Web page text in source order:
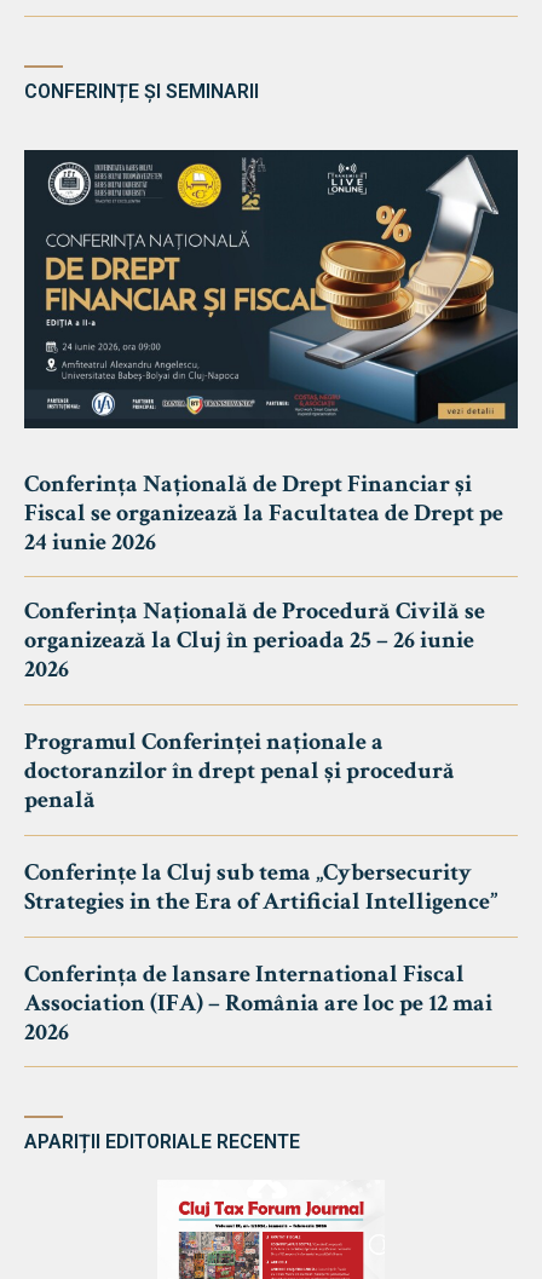
CONFERINȚE ȘI SEMINARII
Conferința Națională de Drept Financiar și
Fiscal se organizează la Facultatea de Drept pe
24 iunie 2026
Conferința Națională de Procedură Civilă se
organizează la Cluj în perioada 25 – 26 iunie
2026
Programul Conferinței naționale a
doctoranzilor în drept penal și procedură
penală
Conferințe la Cluj sub tema „Cybersecurity
Strategies in the Era of Artificial Intelligence”
Conferința de lansare International Fiscal
Association (IFA) – România are loc pe 12 mai
2026
APARIȚII EDITORIALE RECENTE